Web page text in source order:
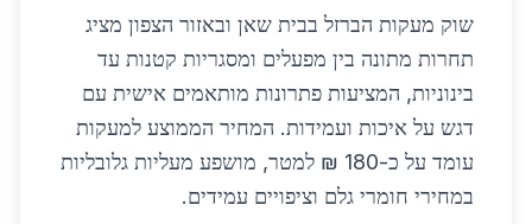
שוק מעקות הברזל בבית שאן ובאזור הצפון מציג
תחרות מתונה בין מפעלים ומסגריות קטנות עד
בינוניות, המציעות פתרונות מותאמים אישית עם
דגש על איכות ועמידות. המחיר הממוצע למעקות
עומד על כ-180 ₪ למטר, מושפע מעליות גלובליות
במחירי חומרי גלם וציפויים עמידים.